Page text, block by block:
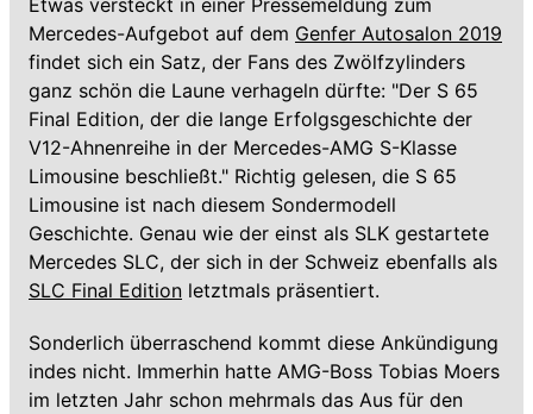
Etwas versteckt in einer Pressemeldung zum
Mercedes-Aufgebot auf dem Genfer Autosalon 2019
findet sich ein Satz, der Fans des Zwölfzylinders
ganz schön die Laune verhageln dürfte: "Der S 65
Final Edition, der die lange Erfolgsgeschichte der
V12-Ahnenreihe in der Mercedes-AMG S-Klasse
Limousine beschließt." Richtig gelesen, die S 65
Limousine ist nach diesem Sondermodell
Geschichte. Genau wie der einst als SLK gestartete
Mercedes SLC, der sich in der Schweiz ebenfalls als
SLC Final Edition letztmals präsentiert.
Sonderlich überraschend kommt diese Ankündigung
indes nicht. Immerhin hatte AMG-Boss Tobias Moers
im letzten Jahr schon mehrmals das Aus für den